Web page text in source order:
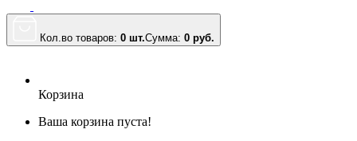
Кол.во товаров: 0 шт.Сумма: 0 руб.
Корзина
Ваша корзина пуста!